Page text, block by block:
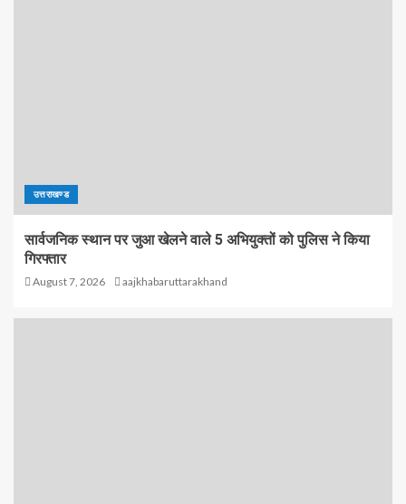
उत्तराखण्ड
सार्वजनिक स्थान पर जुआ खेलने वाले 5 अभियुक्तों को पुलिस ने किया
गिरफ्तार
August 7, 2026 aajkhabaruttarakhand